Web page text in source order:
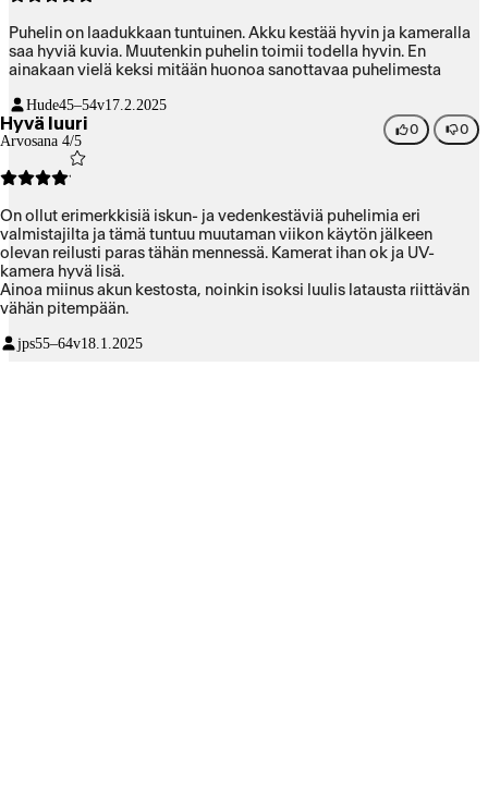
Puhelin on laadukkaan tuntuinen. Akku kestää hyvin ja kameralla
saa hyviä kuvia. Muutenkin puhelin toimii todella hyvin. En
ainakaan vielä keksi mitään huonoa sanottavaa puhelimesta
Hude45–54v17.2.2025
Hyvä luuri
Arvosana 4/5
0 0
On ollut erimerkkisiä iskun- ja vedenkestäviä puhelimia eri
valmistajilta ja tämä tuntuu muutaman viikon käytön jälkeen
olevan reilusti paras tähän mennessä. Kamerat ihan ok ja UV-
kamera hyvä lisä.
Ainoa miinus akun kestosta, noinkin isoksi luulis latausta riittävän
vähän pitempään.
jps55–64v18.1.2025